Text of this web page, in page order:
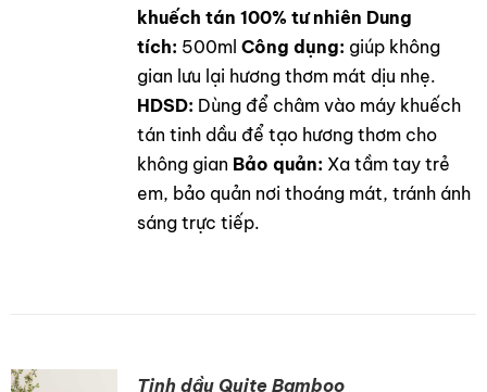
khuếch tán 100% tư nhiên Dung
tích: 500ml Công dụng: giúp không
gian lưu lại hương thơm mát dịu nhẹ.
HDSD: Dùng để châm vào máy khuếch
tán tinh dầu để tạo hương thơm cho
không gian Bảo quản: Xa tầm tay trẻ
em, bảo quản nơi thoáng mát, tránh ánh
sáng trực tiếp.
Tinh dầu Quite Bamboo